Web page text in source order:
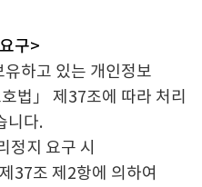
구>
유하고 있는 개인정보
법」 제37조에 따라 처리
니다.
정지 요구 시
37조 제2항에 의하여